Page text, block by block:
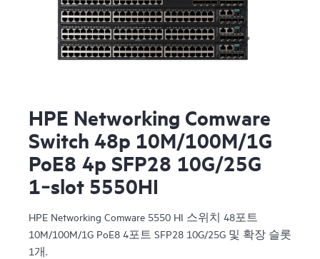
HPE Networking Comware
Switch 48p 10M/100M/1G
PoE8 4p SFP28 10G/25G
1‑slot 5550HI
HPE Networking Comware 5550 HI 스위치 48포트
10M/100M/1G PoE8 4포트 SFP28 10G/25G 및 확장 슬롯
1개.